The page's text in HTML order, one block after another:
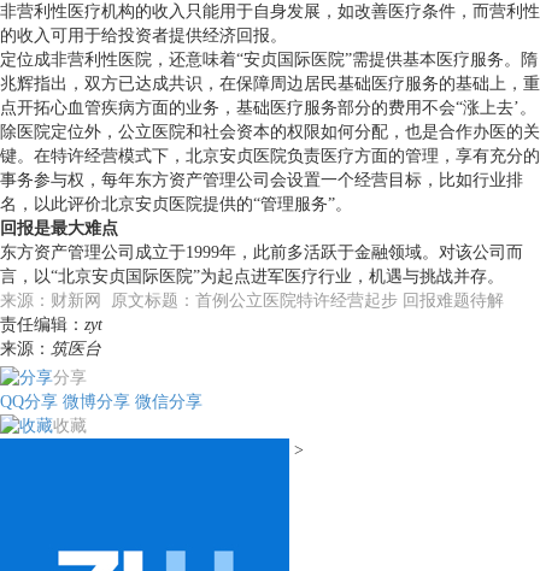
非营利性医疗机构的收入只能用于自身发展，如改善医疗条件，而营利性
的收入可用于给投资者提供经济回报。
定位成非营利性医院，还意味着“安贞国际医院”需提供基本医疗服务。隋
兆辉指出，双方已达成共识，在保障周边居民基础医疗服务的基础上，重
点开拓心血管疾病方面的业务，基础医疗服务部分的费用不会“涨上去’。
除医院定位外，公立医院和社会资本的权限如何分配，也是合作办医的关
键。在特许经营模式下，北京安贞医院负责医疗方面的管理，享有充分的
事务参与权，每年东方资产管理公司会设置一个经营目标，比如行业排
名，以此评价北京安贞医院提供的“管理服务”。
回报是最大难点
东方资产管理公司成立于1999年，此前多活跃于金融领域。对该公司而
言，以“北京安贞国际医院”为起点进军医疗行业，机遇与挑战并存。
来源：财新网 原文标题：首例公立医院特许经营起步 回报难题待解
责任编辑： zyt
来源： 筑医台
分享
QQ分享 微博分享 微信分享
收藏
>